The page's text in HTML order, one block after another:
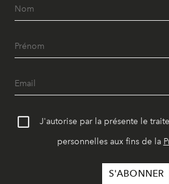
J'autorise par la présente le
personnelles aux fins de la